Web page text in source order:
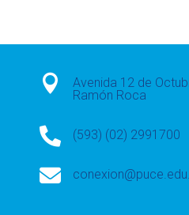

Avenida 12 de
Ramón Roca
 (593) (02) 2991700
